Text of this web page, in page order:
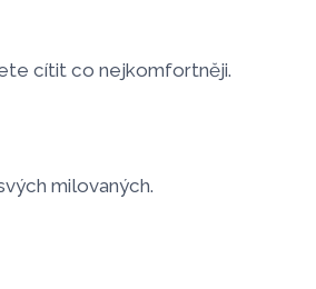
cítit co nejkomfortněji.
milovaných.